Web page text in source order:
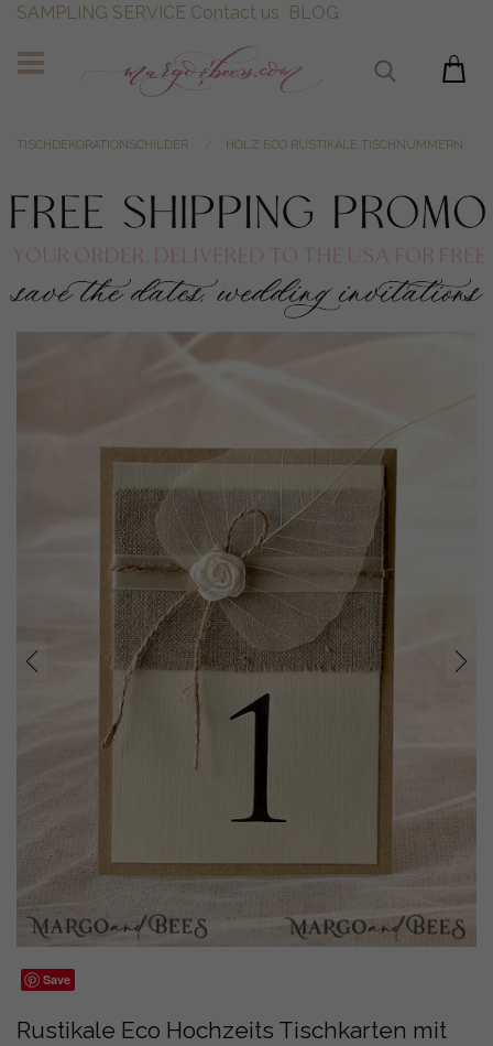
SAMPLING SERVICE Contact us BLOG
TISCHDEKORATIONSCHILDER HOLZ ECO RUSTIKALE TISCHNUMMERN
prev next
Save
Rustikale Eco Hochzeits Tischkarten mit